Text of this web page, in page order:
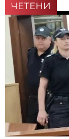
ЧЕТЕНИ